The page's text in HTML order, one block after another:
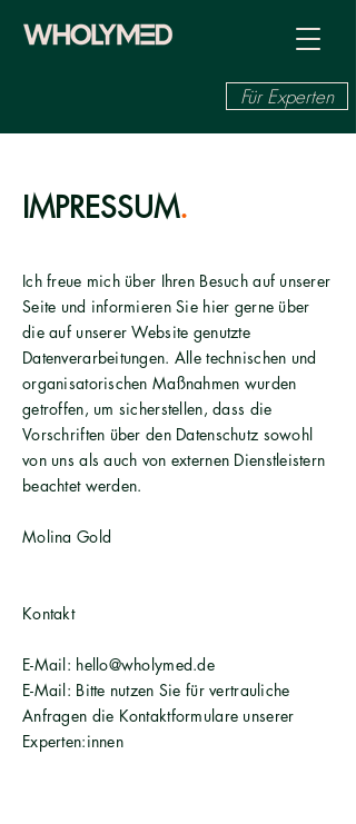
Für Experten
IMPRESSUM.
Ich freue mich über Ihren Besuch auf unserer
Seite und informieren Sie hier gerne über
die auf unserer Website genutzte
Datenverarbeitungen. Alle technischen und
organisatorischen Maßnahmen wurden
getroffen, um sicherstellen, dass die
Vorschriften über den Datenschutz sowohl
von uns als auch von externen Dienstleistern
beachtet werden.
Molina Gold
Kontakt
E-Mail: hello@wholymed.de
E-Mail: Bitte nutzen Sie für vertrauliche
Anfragen die Kontaktformulare unserer
Experten:innen